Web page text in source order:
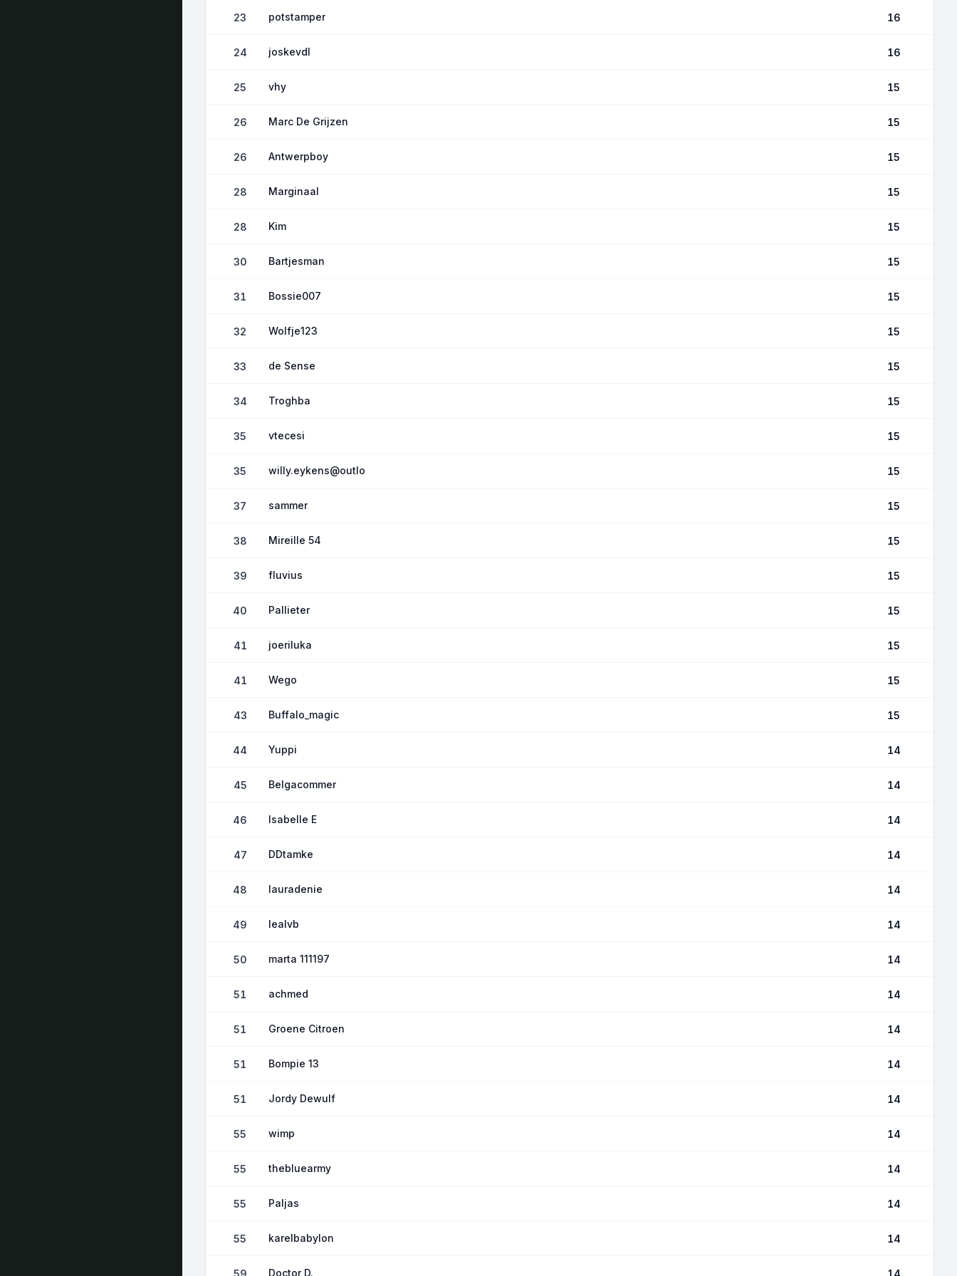
23 potstamper 16
24 joskevdl 16
25 vhy 15
26 Marc De Grijzen 15
26 Antwerpboy 15
28 Marginaal 15
28 Kim 15
30 Bartjesman 15
31 Bossie007 15
32 Wolfje123 15
33 de Sense 15
34 Troghba 15
35 vtecesi 15
35 willy.eykens@outlo 15
37 sammer 15
38 Mireille 54 15
39 fluvius 15
40 Pallieter 15
41 joeriluka 15
41 Wego 15
43 Buffalo_magic 15
44 Yuppi 14
45 Belgacommer 14
46 Isabelle E 14
47 DDtamke 14
48 lauradenie 14
49 lealvb 14
50 marta 111197 14
51 achmed 14
51 Groene Citroen 14
51 Bompie 13 14
51 Jordy Dewulf 14
55 wimp 14
55 thebluearmy 14
55 Paljas 14
55 karelbabylon 14
59 Doctor D. 14